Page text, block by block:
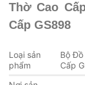
Thờ Cao
Cấp GS898
Loại sản
phẩm
Bộ Đồ
Cấp